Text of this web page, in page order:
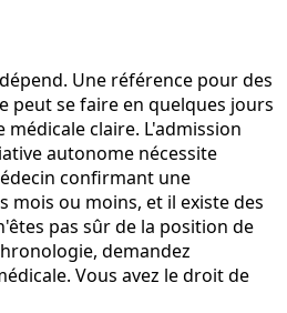
Une référence pour des
peut se faire en quelques jours
claire. L'admission
autonome nécessite
confirmant une
mois ou moins, et il existe des
pas sûr de la position de
demandez
Vous avez le droit de